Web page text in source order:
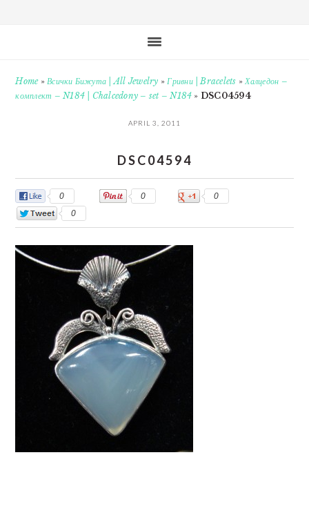
Home»Всички Бижута | All Jewelry »Гривни | Bracelets »Халцедон –
комплект – N184 | Chalcedony – set – N184 » DSC04594
APRIL 3, 2011
DSC04594
0 0
0
0